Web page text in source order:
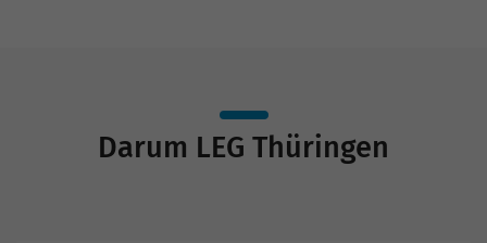
Darum LEG Thüringen